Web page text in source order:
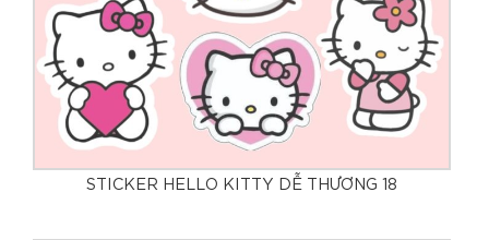
STICKER HELLO KITTY DỄ THƯƠNG 18